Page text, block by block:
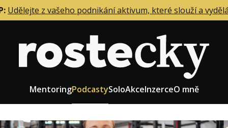
Udělejte z vašeho podnikání aktivum, které slouží a
MentoringPodcastySoloAkceInzerceO mně